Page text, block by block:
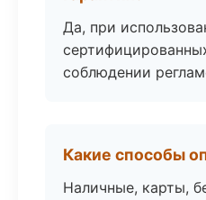
Да, при
соблюдении
Какие способы
Наличные, карты,